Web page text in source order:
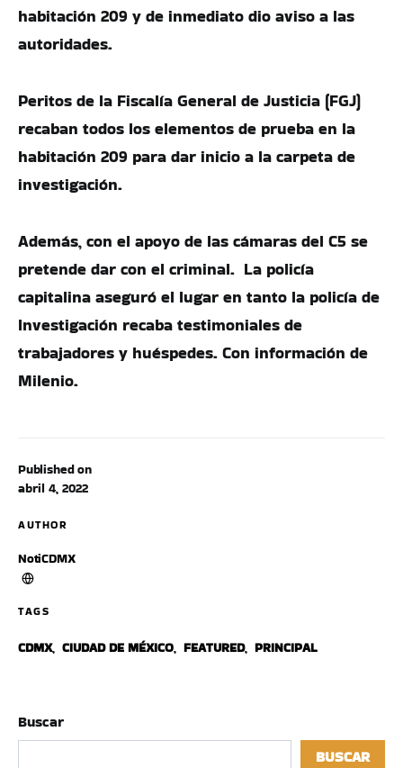
Published on
abril 4, 2022
AUTHOR
NotiCDMX
TAGS
CDMX, CIUDAD DE MÉXICO, FEATURED, PRINCIPAL
habitación 209 y de inmediato dio aviso a las
autoridades.
Peritos de la Fiscalía General de Justicia (FGJ)
recaban todos los elementos de prueba en la
habitación 209 para dar inicio a la carpeta de
investigación.
Además, con el apoyo de las cámaras del C5 se
pretende dar con el criminal. La policía
capitalina aseguró el lugar en tanto la policía de
Investigación recaba testimoniales de
trabajadores y huéspedes. Con información de
Milenio.
Buscar
BUSCAR